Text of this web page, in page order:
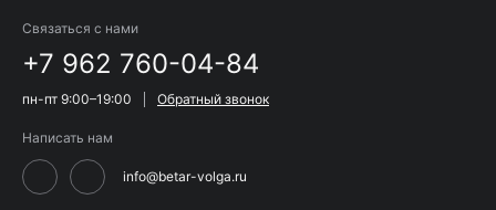
Связаться с нами
+7 962 760-04-84
пн-пт 9:00–19:00 Обратный звонок
Написать нам
info@betar-volga.ru